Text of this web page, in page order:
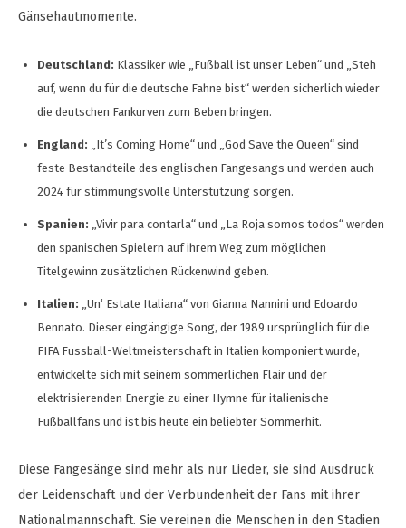
Gänsehautmomente.
Deutschland: Klassiker wie „Fußball ist unser Leben“ und „Steh
auf, wenn du für die deutsche Fahne bist“ werden sicherlich wieder
die deutschen Fankurven zum Beben bringen.
England: „It’s Coming Home“ und „God Save the Queen“ sind
feste Bestandteile des englischen Fangesangs und werden auch
2024 für stimmungsvolle Unterstützung sorgen.
Spanien: „Vivir para contarla“ und „La Roja somos todos“ werden
den spanischen Spielern auf ihrem Weg zum möglichen
Titelgewinn zusätzlichen Rückenwind geben.
Italien: „Un‘ Estate Italiana“ von Gianna Nannini und Edoardo
Bennato. Dieser eingängige Song, der 1989 ursprünglich für die
FIFA Fussball-Weltmeisterschaft in Italien komponiert wurde,
entwickelte sich mit seinem sommerlichen Flair und der
elektrisierenden Energie zu einer Hymne für italienische
Fußballfans und ist bis heute ein beliebter Sommerhit.
Diese Fangesänge sind mehr als nur Lieder, sie sind Ausdruck
der Leidenschaft und der Verbundenheit der Fans mit ihrer
Nationalmannschaft. Sie vereinen die Menschen in den Stadien